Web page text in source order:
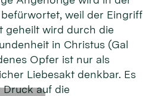
weil der Eingriff
geheilt wird durch die
in Christus (Gal
Opfer ist nur als
Liebesakt denkbar. Es
auf die